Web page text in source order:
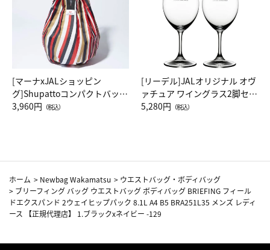
[マーナxJALショッピン
グ]Shupattoコンパクトバッグ
Drop JAL客室乗務員（LC）ス
3,960円 （税込）
[リーデル]JALオリジナル オヴ
ァチュア ワイングラス2脚セッ
ト（レッドワイン）
5,280円 （税込）
ホーム > Newbag Wakamatsu > ウエストバッグ・ボディバッグ
> ブリーフィング バッグ ウエストバッグ ボディバッグ BRIEFING フィール
ドエクスパンド 2ウェイヒップパック 8.1L A4 B5 BRA251L35 メンズ レディ
ース 【正規代理店】 1.ブラックxネイビー -129